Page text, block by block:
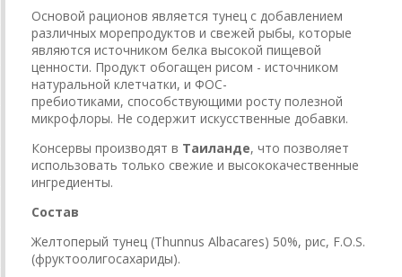
Основой рационов является тунец с добавлением
различных морепродуктов и свежей рыбы, которые
являются источником белка высокой пищевой
ценности. Продукт обогащен рисом - источником
натуральной клетчатки, и ФОС-
пребиотиками, способствующими росту полезной
микрофлоры. Не содержит искусственные добавки.
Консервы производят в Таиланде, что позволяет
использовать только свежие и высококачественные
ингредиенты.
Состав
Желтоперый тунец (Thunnus Albacares) 50%, рис, F.O.S.
(фруктоолигосахариды).